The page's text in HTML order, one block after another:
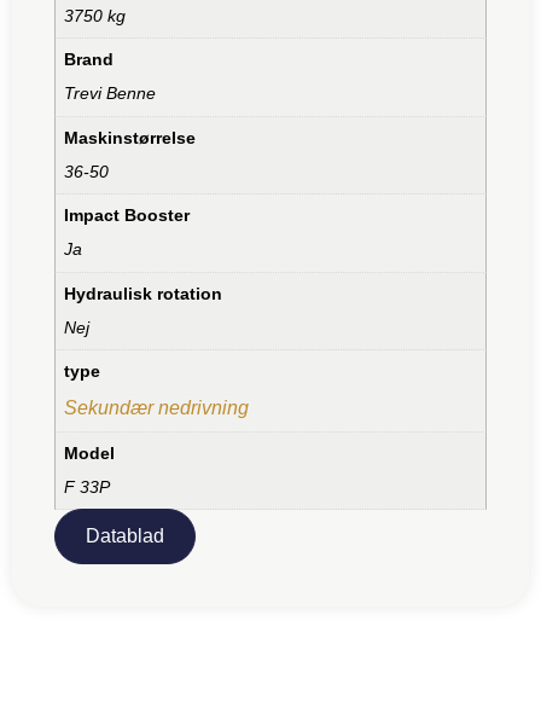
3750 kg
Brand
Trevi Benne
Maskinstørrelse
36-50
Impact Booster
Ja
Hydraulisk rotation
Nej
type
Sekundær nedrivning
Model
F 33P
Datablad